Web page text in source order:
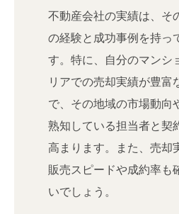
不動産会社の実績は、そ
の経験と成功事例を持っ
す。特に、自分のマンシ
リアでの売却実績が豊富
で、その地域の市場動向
熟知している担当者と契
高まります。また、売却
販売スピードや成約率も
いでしょう。